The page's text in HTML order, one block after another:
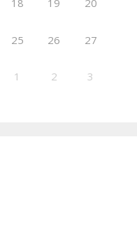
18 19 20
25 26 27
1 2 3